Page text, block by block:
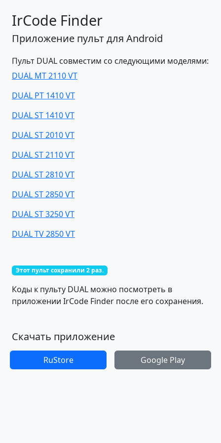
IrCode Finder
Приложение пульт для Android
Пульт DUAL совместим со следующими моделями:
DUAL MT 2110 VT
DUAL PT 1410 VT
DUAL ST 1410 VT
DUAL ST 2010 VT
DUAL ST 2110 VT
DUAL ST 2810 VT
DUAL ST 2850 VT
DUAL ST 3250 VT
DUAL TV 2850 VT
Этот пульт сохранили 2 раз.
Коды к пульту DUAL можно посмотреть в
приложении IrCode Finder после его сохранения.
Скачать приложение
RuStore Google Play